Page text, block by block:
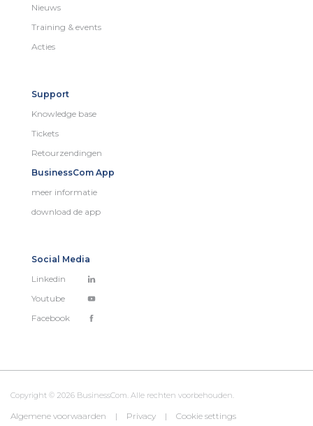
Nieuws
Training & events
Acties
Support
Knowledge base
Tickets
Retourzendingen
BusinessCom App
meer informatie
download de app
Social Media
Linkedin
Youtube
Facebook
Copyright © 2026 BusinessCom. Alle rechten voorbehouden.
Algemene voorwaarden | Privacy | Cookie settings